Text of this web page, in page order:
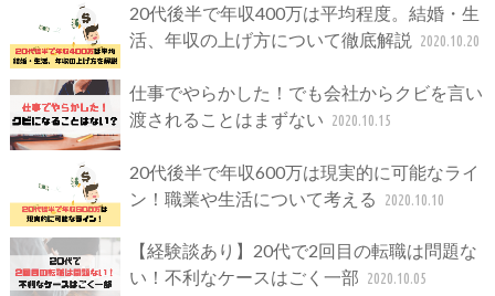
20代後半で年収400万は平均程度。結婚・生
活、年収の上げ方について徹底解説
2020.10.20
仕事でやらかした！でも会社からクビを言い
渡されることはまずない 2020.10.15
20代後半で年収600万は現実的に可能なライ
ン！職業や生活について考える
2020.10.10
【経験談あり】20代で2回目の転職は問題な
い！不利なケースはごく一部 2020.10.05